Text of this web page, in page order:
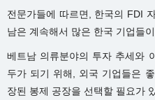
전문가들에 따르면, 한국의 FDI
남은 계속해서 많은 한국 기업들
베트남 의류분야의 투자 추세와
두가 되기 위해, 외국 기업들은
장된 봉제 공장을 선택할 필요가